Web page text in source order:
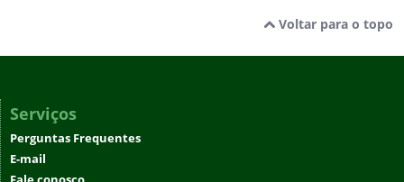
Voltar para o topo
Serviços
Perguntas Frequentes
E-mail